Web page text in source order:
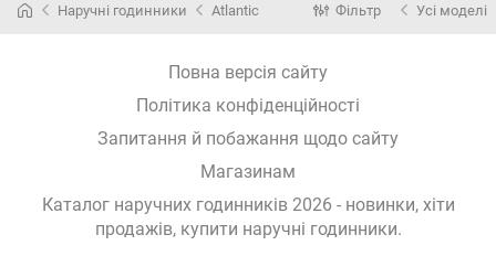
Наручні годинники Atlantic Фільтр Усі моделі
Повна версія сайту
Політика конфіденційності
Запитання й побажання щодо сайту
Магазинам
Каталог наручних годинників 2026 - новинки, хіти
продажів, купити наручні годинники.